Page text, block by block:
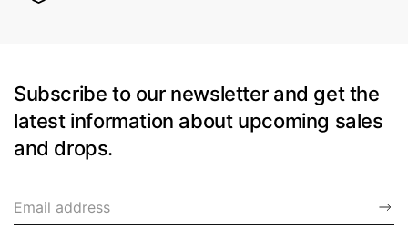
Subscribe to our newsletter and get the
latest information about upcoming sales
and drops.